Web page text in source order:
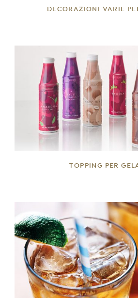
DECORAZIONI VARIE
DETTAGLI
TOPPING PER
DETTAGLI